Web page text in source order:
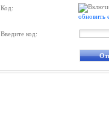
Код:
обновить
Введите код: